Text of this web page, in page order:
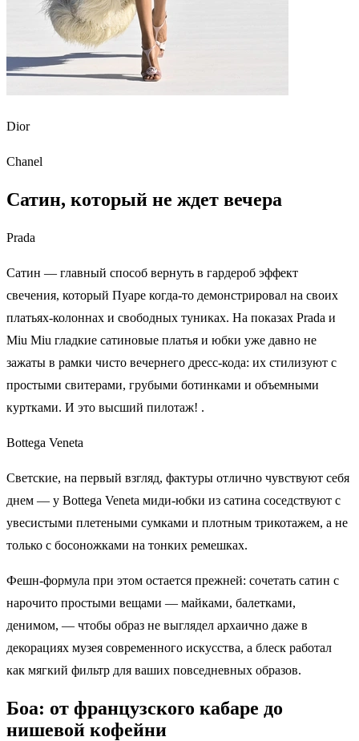
Dior
Chanel
Сатин, который не ждет вечера
Prada
Сатин — главный способ вернуть в гардероб эффект
свечения, который Пуаре когда-то демонстрировал на своих
платьях‑колоннах и свободных туниках. На показах Prada и
Miu Miu гладкие сатиновые платья и юбки уже давно не
зажаты в рамки чисто вечернего дресс‑кода: их стилизуют с
простыми свитерами, грубыми ботинками и объемными
куртками. И это высший пилотаж! .
Bottega Veneta
Светские, на первый взгляд, фактуры отлично чувствуют себя
днем — у Bottega Veneta миди‑юбки из сатина соседствуют с
увесистыми плетеными сумками и плотным трикотажем, а не
только с босоножками на тонких ремешках.
Фешн-формула при этом остается прежней: сочетать сатин с
нарочито простыми вещами — майками, балетками,
денимом, — чтобы образ не выглядел архаично даже в
декорациях музея современного искусства, а блеск работал
как мягкий фильтр для ваших повседневных образов.
Боа: от французского кабаре до
нишевой кофейни